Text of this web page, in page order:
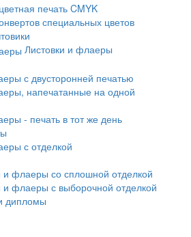
печать CMYK
специальных цветов
Листовки и флаеры
с двусторонней печатью
напечатанные на одной
- печать в тот же день
с отделкой
и флаеры со сплошной отделкой
и флаеры с выборочной отделкой
дипломы